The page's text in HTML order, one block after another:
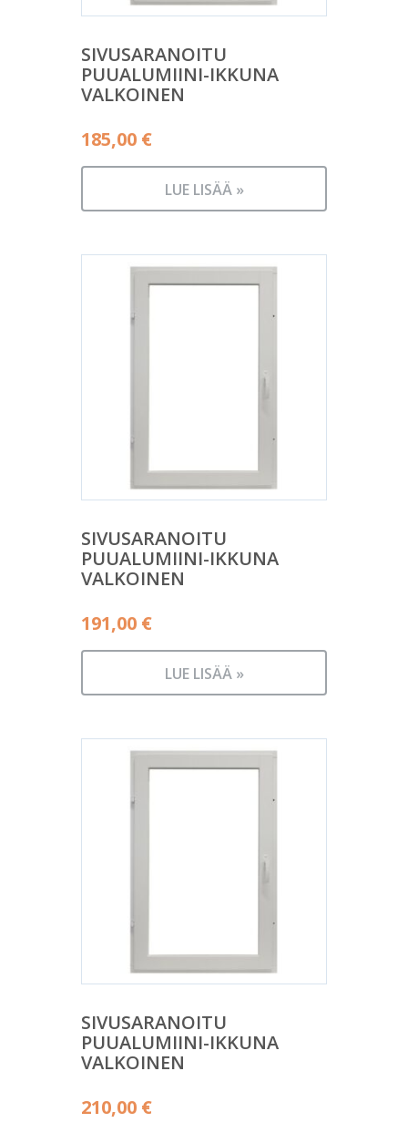
SIVUSARANOITU
PUUALUMIINI-IKKUNA
VALKOINEN
185,00 €
LUE LISÄÄ »
SIVUSARANOITU
PUUALUMIINI-IKKUNA
VALKOINEN
191,00 €
LUE LISÄÄ »
SIVUSARANOITU
PUUALUMIINI-IKKUNA
VALKOINEN
210,00 €